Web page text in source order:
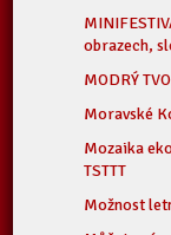
obrazech,
MODRÝ
Moravské
Mozaika
TSTTT
Možnost